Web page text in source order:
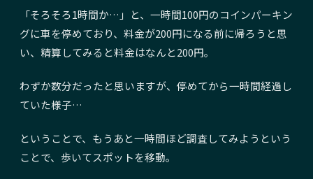
「そろそろ1時間か…」と、一時間100円のコインパーキン
グに車を停めており、料金が200円になる前に帰ろうと思
い、精算してみると料金はなんと200円。
わずか数分だったと思いますが、停めてから一時間経過し
ていた様子…
ということで、もうあと一時間ほど調査してみようという
ことで、歩いてスポットを移動。